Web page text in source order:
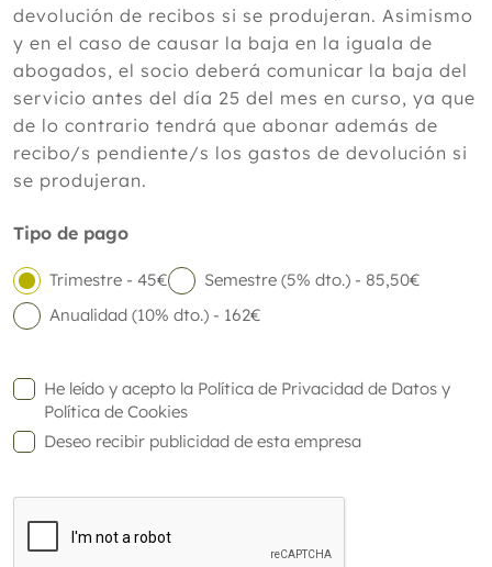
devolución de recibos si se produjeran. Asimismo
y en el caso de causar la baja en la iguala de
abogados, el socio deberá comunicar la baja del
servicio antes del día 25 del mes en curso, ya que
de lo contrario tendrá que abonar además de
recibo/s pendiente/s los gastos de devolución si
se produjeran.
Tipo de pago
Trimestre - 45€
Semestre (5% dto.) - 85,50€
Anualidad (10% dto.) - 162€
He leído y acepto la Política de Privacidad de Datos y
Política de Cookies
Deseo recibir publicidad de esta empresa